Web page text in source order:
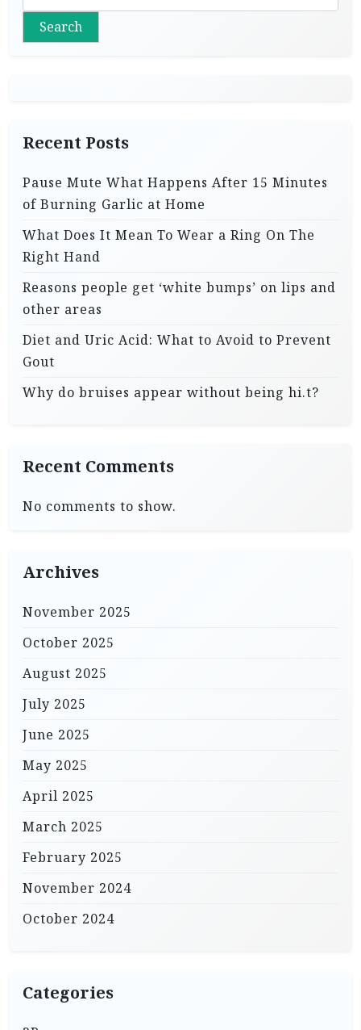
Search
Recent Posts
Pause Mute What Happens After 15 Minutes
of Burning Garlic at Home
What Does It Mean To Wear a Ring On The
Right Hand
Reasons people get ‘white bumps’ on lips and
other areas
Diet and Uric Acid: What to Avoid to Prevent
Gout
Why do bruises appear without being hi.t?
Recent Comments
No comments to show.
Archives
November 2025
October 2025
August 2025
July 2025
June 2025
May 2025
April 2025
March 2025
February 2025
November 2024
October 2024
Categories